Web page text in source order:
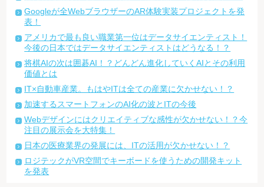
Googleが全WebブラウザーのAR体験実装プロジェクトを発
表！
アメリカで最も良い職業第一位はデータサイエンティスト！
今後の日本ではデータサイエンティストはどうなる！？
将棋AIの次は囲碁AI！？どんどん進化していくAIとその利用
価値とは
IT×自動車産業。もはやITは全ての産業に欠かせない！？
加速するスマートフォンのAI化の波とITの今後
Webデザインにはクリエイティブな感性が欠かせない！？今
注目の展示会を大特集！
日本の医療業界の発展には、ITの活用が欠かせない！？
ロジテックがVR空間でキーボードを使うための開発キット
を発表